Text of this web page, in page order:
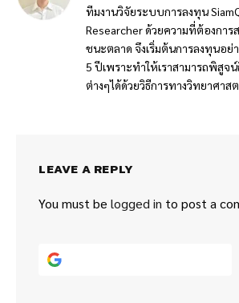
ทีมงานวิจัยระบบการลงทุน
Researcher ด้วยความที่ต้องกา
ชนะตลาด จึงเริ่มต้นการลงทุนอย่
5 ปีเพราะทำให้เราสามารถพิสูจ
ต่างๆได้ด้วยวิธีการทางวิทยาศา
LEAVE A REPLY
You must be logged in to post a